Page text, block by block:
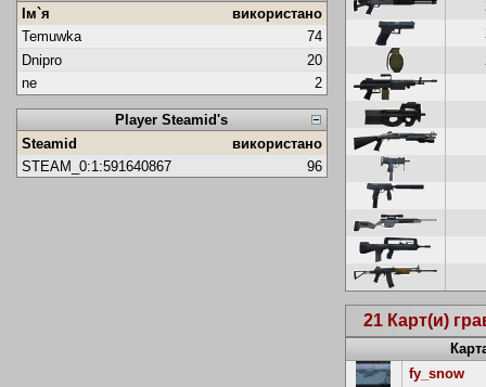
Ім`я
використано
Temuwka
74
Dnipro
20
ne
2
Player Steamid's
Steamid
використано
STEAM_0:1:591640867
96
21 Карт(и)
fy_snow